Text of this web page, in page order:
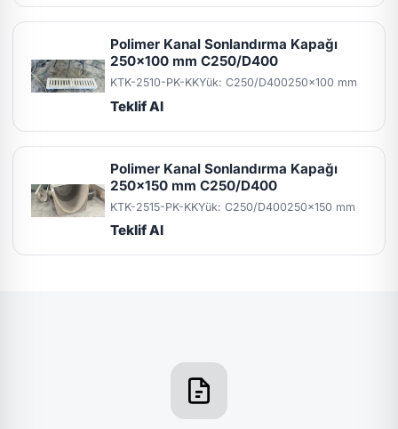
Polimer Kanal Sonlandırma Kapağı
250x100 mm C250/D400
KTK-2510-PK-KKYük: C250/D400250x100 mm
Teklif Al
Polimer Kanal Sonlandırma Kapağı
250x150 mm C250/D400
KTK-2515-PK-KKYük: C250/D400250x150 mm
Teklif Al